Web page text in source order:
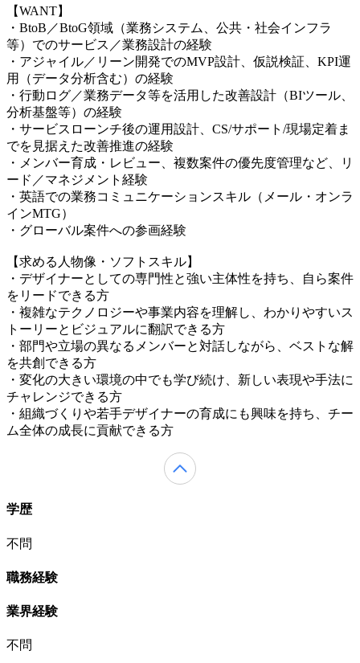
【WANT】
・BtoB／BtoG領域（業務システム、公共・社会インフラ
等）でのサービス／業務設計の経験
・アジャイル／リーン開発でのMVP設計、仮説検証、KPI運
用（データ分析含む）の経験
・行動ログ／業務データ等を活用した改善設計（BIツール、
分析基盤等）の経験
・サービスローンチ後の運用設計、CS/サポート/現場定着ま
でを見据えた改善推進の経験
・メンバー育成・レビュー、複数案件の優先度管理など、リ
ード／マネジメント経験
・英語での業務コミュニケーションスキル（メール・オンラ
インMTG）
・グローバル案件への参画経験
【求める人物像・ソフトスキル】
・デザイナーとしての専門性と強い主体性を持ち、自ら案件
をリードできる方
・複雑なテクノロジーや事業内容を理解し、わかりやすいス
トーリーとビジュアルに翻訳できる方
・部門や立場の異なるメンバーと対話しながら、ベストな解
を共創できる方
・変化の大きい環境の中でも学び続け、新しい表現や手法に
チャレンジできる方
・組織づくりや若手デザイナーの育成にも興味を持ち、チー
ム全体の成長に貢献できる方
学歴
不問
職務経験
業界経験
不問